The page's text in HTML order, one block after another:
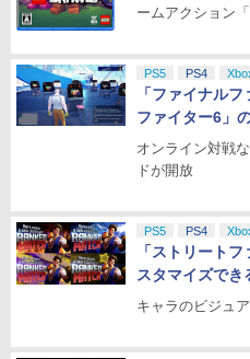
ームアクション
PS5 PS4
「ファイナル
ファイター6」
オンライン対戦
ドが開放
PS5 PS4
「ストリート
スタマイズでき
キャラのビジュ